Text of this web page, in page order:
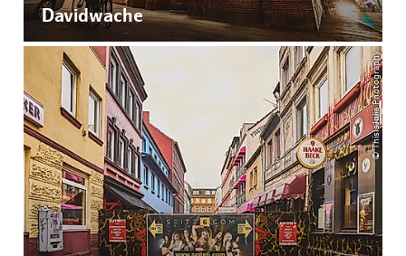
Davidwache
© ThisIsJulia Photography